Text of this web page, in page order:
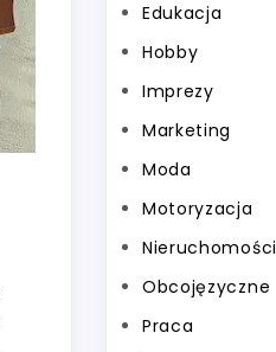
Edukacja
Hobby
Imprezy
Marketing
Moda
Motoryzacja
Nieruchomości
Obcojęzyczne
Praca